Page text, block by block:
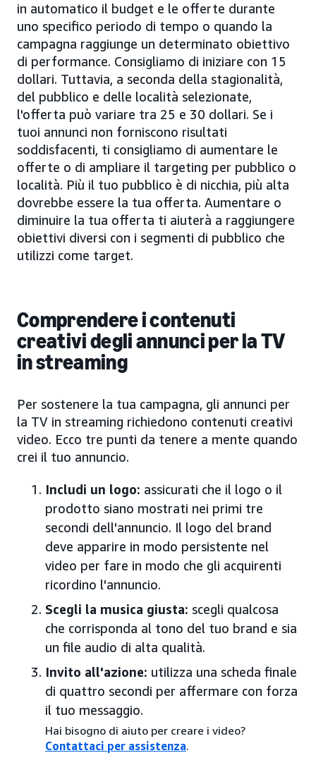
in automatico il budget e le offerte durante
uno specifico periodo di tempo o quando la
campagna raggiunge un determinato obiettivo
di performance. Consigliamo di iniziare con 15
dollari. Tuttavia, a seconda della stagionalità,
del pubblico e delle località selezionate,
l'offerta può variare tra 25 e 30 dollari. Se i
tuoi annunci non forniscono risultati
soddisfacenti, ti consigliamo di aumentare le
offerte o di ampliare il targeting per pubblico o
località. Più il tuo pubblico è di nicchia, più alta
dovrebbe essere la tua offerta. Aumentare o
diminuire la tua offerta ti aiuterà a raggiungere
obiettivi diversi con i segmenti di pubblico che
utilizzi come target.
Comprendere i contenuti
creativi degli annunci per la TV
in streaming
Per sostenere la tua campagna, gli annunci per
la TV in streaming richiedono contenuti creativi
video. Ecco tre punti da tenere a mente quando
crei il tuo annuncio.
Includi un logo: assicurati che il logo o il
prodotto siano mostrati nei primi tre
secondi dell'annuncio. Il logo del brand
deve apparire in modo persistente nel
video per fare in modo che gli acquirenti
ricordino l'annuncio.
Scegli la musica giusta: scegli qualcosa
che corrisponda al tono del tuo brand e sia
un file audio di alta qualità.
Invito all'azione: utilizza una scheda finale
di quattro secondi per affermare con forza
il tuo messaggio.
Hai bisogno di aiuto per creare i video?
Contattaci per assistenza.